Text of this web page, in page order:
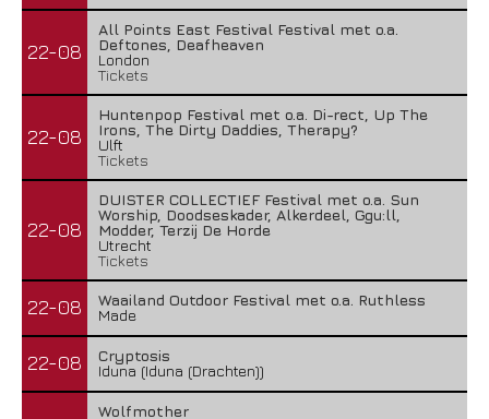
22-08
All Points East Festival Festival met o.a.
Deftones, Deafheaven
London
Tickets
22-08
Huntenpop Festival met o.a. Di-rect, Up The
Irons, The Dirty Daddies, Therapy?
Ulft
Tickets
22-08
DUISTER COLLECTIEF Festival met o.a. Sun
Worship, Doodseskader, Alkerdeel, Ggu:ll,
Modder, Terzij De Horde
Utrecht
Tickets
22-08
Waailand Outdoor Festival met o.a. Ruthless
Made
22-08
Cryptosis
Iduna (Iduna (Drachten))
Wolfmother